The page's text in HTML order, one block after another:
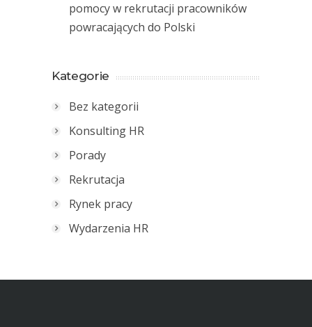
pomocy w rekrutacji pracowników
powracających do Polski
Kategorie
Bez kategorii
Konsulting HR
Porady
Rekrutacja
Rynek pracy
Wydarzenia HR